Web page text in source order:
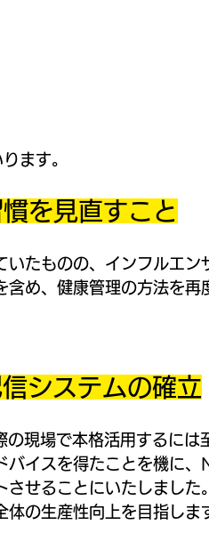
ます。
を見直すこと
たものの、インフルエン
め、健康管理の方法を再
システムの確立
現場で本格活用するには
バイスを得たことを機に
せることにいたしました
の生産性向上を目指しま